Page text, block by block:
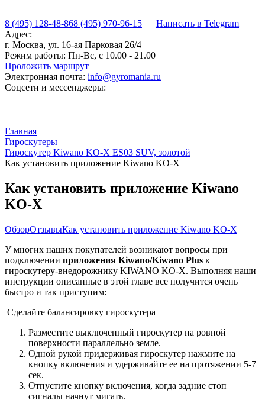
8 (495) 128-48-868 (495) 970-96-15
Написать в Telegram
Адрес:
г. Москва, ул. 16-ая Парковая 26/4
Режим работы: Пн-Вс, с 10.00 - 21.00
Проложить маршрут
Электронная почта: info@gyromania.ru
Соцсети и мессенджеры:
Главная
Гироскутеры
Гироскутер Kiwano KO-X ES03 SUV, золотой
Как установить приложение Kiwano KO-X
Как установить приложение Kiwano
KO-X
ОбзорОтзывыКак установить приложение Kiwano KO-X
У многих наших покупателей возникают вопросы при
подключении приложения Kiwano/Kiwano Plus к
гироскутеру-внедорожнику KIWANO KO-X. Выполняя наши
инструкции описанные в этой главе все получится очень
быстро и так приступим:
Сделайте балансировку гироскутера
Разместите выключенный гироскутер на ровной
поверхности параллельно земле.
Одной рукой придерживая гироскутер нажмите на
кнопку включения и удерживайте ее на протяжении 5-7
сек.
Отпустите кнопку включения, когда задние стоп
сигналы начнут мигать.